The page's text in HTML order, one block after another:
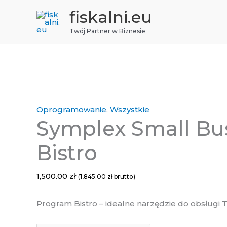
fiskalni.eu
Twój Partner w Biznesie
Oprogramowanie, Wszystkie
Symplex Small
Bistro
1,500.00 zł (1,845.00 złbrutto)
Program Bistro – idealne narzędzie do obsługi
Small
Business
Bistro